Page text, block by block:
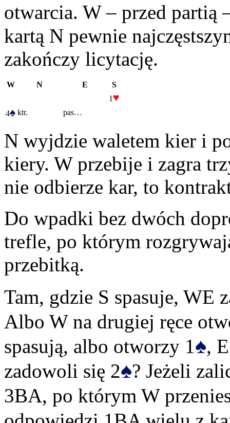
otwarcia. W – przed partią
kartą N pewnie
zakończy licytację.
W N E
S
1 ♥
4♠ ktr. pas…
N wyjdzie waletem kier i
kiery. W przebije i zagra
nie odbierze kar, to
Do wpadki bez dwóch
trefle, po którym
przebitką.
Tam, gdzie S spasuje, WE
Albo W na drugiej ręce
spasują, albo otworzy 1♠,
zadowoli się 2♠? Jeżeli
3BA, po którym W